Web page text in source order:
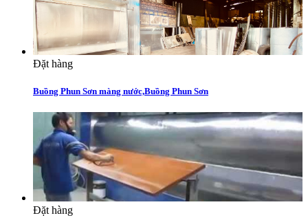
Đặt hàng
Buồng Phun Sơn màng nước,Buồng Phun Sơn
Đặt hàng